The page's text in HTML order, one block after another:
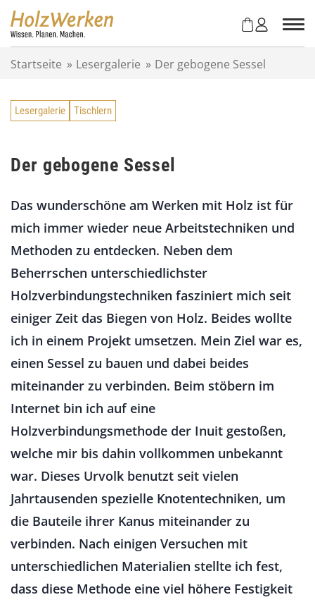
Startseite » Lesergalerie » Der gebogene Sessel
Lesergalerie Tischlern
Der gebogene Sessel
Das wunderschöne am Werken mit Holz ist für
mich immer wieder neue Arbeitstechniken und
Methoden zu entdecken. Neben dem
Beherrschen unterschiedlichster
Holzverbindungstechniken fasziniert mich seit
einiger Zeit das Biegen von Holz. Beides wollte
ich in einem Projekt umsetzen. Mein Ziel war es,
einen Sessel zu bauen und dabei beides
miteinander zu verbinden. Beim stöbern im
Internet bin ich auf eine
Holzverbindungsmethode der Inuit gestoßen,
welche mir bis dahin vollkommen unbekannt
war. Dieses Urvolk benutzt seit vielen
Jahrtausenden spezielle Knotentechniken, um
die Bauteile ihrer Kanus miteinander zu
verbinden. Nach einigen Versuchen mit
unterschiedlichen Materialien stellte ich fest,
dass diese Methode eine viel höhere Festigkeit